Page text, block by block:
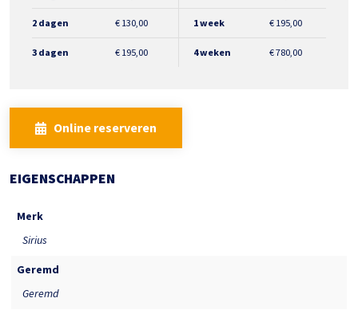
2 dagen €130,00
3 dagen €195,00
1 week € 195,00
4 weken €780,00
Online reserveren
EIGENSCHAPPEN
Merk
Sirius
Geremd
Geremd